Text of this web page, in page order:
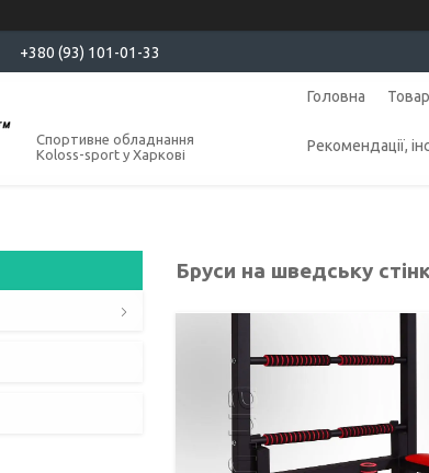
+380 (93) 101-01-33
Спортивне обладнання
Koloss-sport у Харкові
Головна
Рекомендації,
Бруси на шведську